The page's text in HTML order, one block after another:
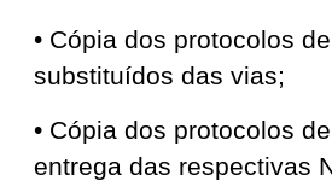
• Cópia dos protocolos
substituídos das vias;
• Cópia dos protocolos
entrega das respectivas